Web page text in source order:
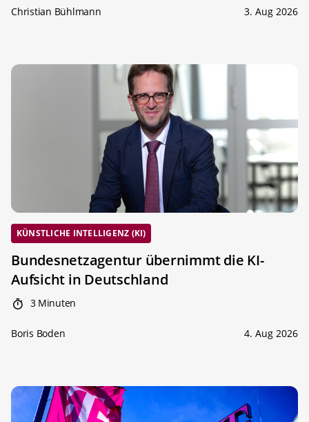
Christian Bühlmann 3. Aug 2026
KÜNSTLICHE INTELLIGENZ (KI)
Bundesnetzagentur übernimmt die KI-
Aufsicht in Deutschland
3 Minuten
Boris Boden 4. Aug 2026